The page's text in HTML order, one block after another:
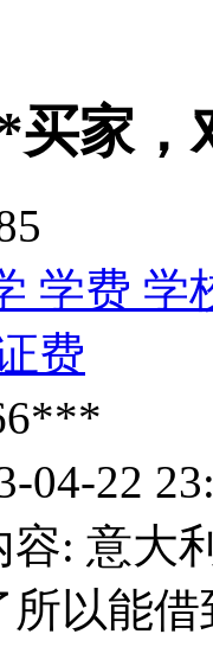
家，
学费 学
费
04-22
: 意大
以能